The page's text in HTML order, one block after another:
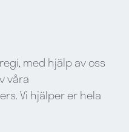
med hjälp av oss
våra
Vi hjälper er hela